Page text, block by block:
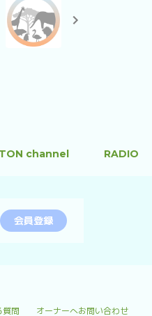
channel RADIO
会員登録
質問 オーナーへお問い合わせ